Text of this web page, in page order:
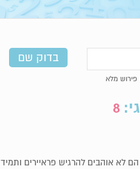
מלא
8
הם לא אוהבים להרגיש פראיירים ותמיד